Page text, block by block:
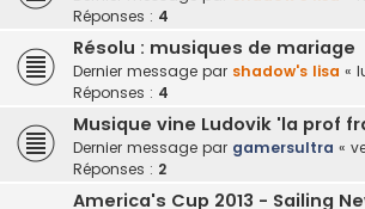
Réponses : 4
Résolu : musiques de mariage
Dernier message par shadow's lisa «
Réponses : 4
Musique vine Ludovik 'la prof
Dernier message par gamersultra «
Réponses : 2
America's Cup 2013 - Sailing